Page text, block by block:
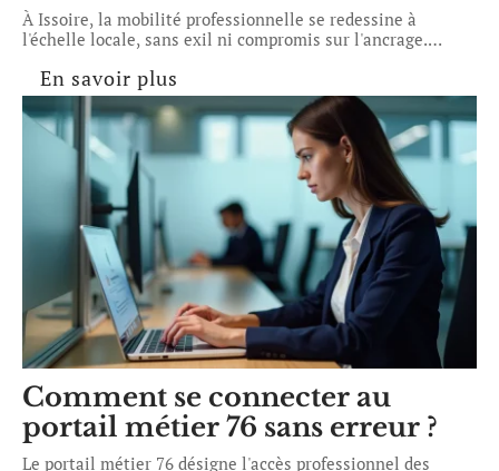
À Issoire, la mobilité professionnelle se redessine à
l'échelle locale, sans exil ni compromis sur l'ancrage.…
En savoir plus
Comment se connecter au
portail métier 76 sans erreur ?
Le portail métier 76 désigne l'accès professionnel des